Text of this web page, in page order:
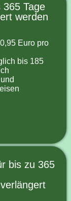
Tage
werden
Euro pro
bis 185
bis zu 365